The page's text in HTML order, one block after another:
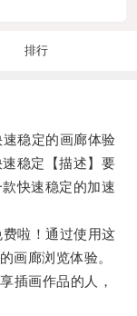
排行
稳定的画廊体验
稳定【描述】要
快速稳定的加速
啦！通过使用这
画廊浏览体验。
画作品的人，